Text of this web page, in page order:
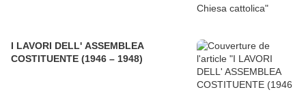
I LAVORI DELL' ASSEMBLEA
COSTITUENTE (1946 – 1948)